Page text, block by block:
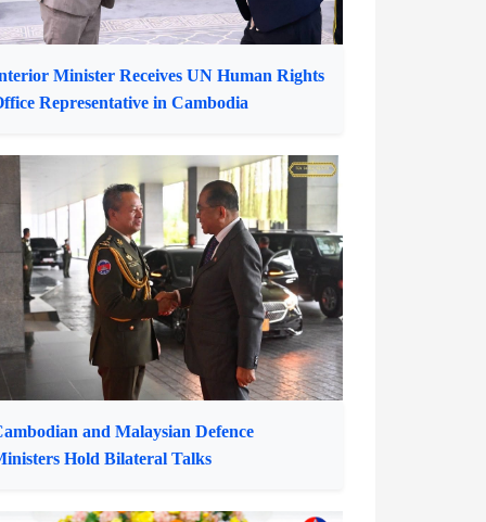
and Malaysian Defence
Hold Bilateral Talks